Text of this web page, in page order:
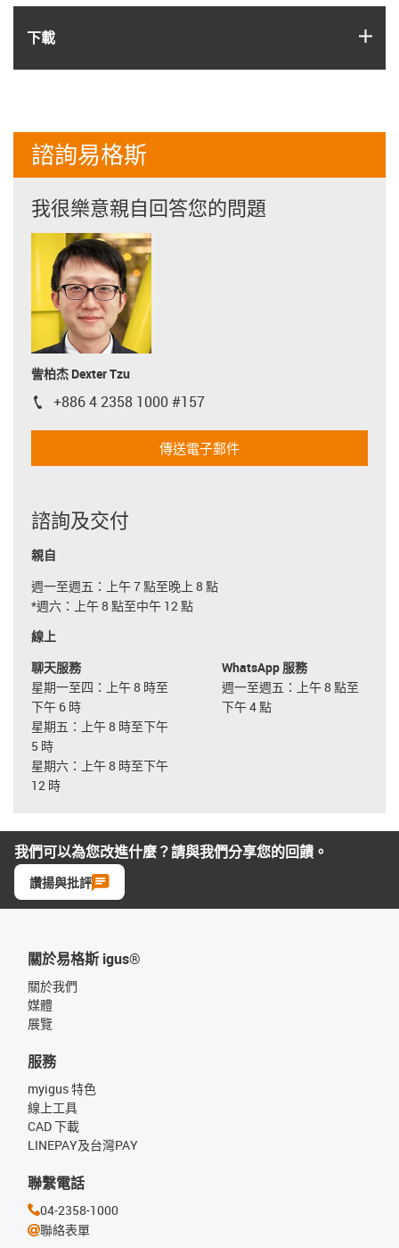
下載
諮詢易格斯
我很樂意親自回答您的問題
訾柏杰 Dexter Tzu
igus-icon-phone
+886 4 2358 1000 #157
傳送電子郵件
諮詢及交付
親自
週一至週五：上午 7 點至晚上 8 點
*週六：上午 8 點至中午 12 點
線上
聊天服務
星期一至四：上午 8 時至
下午 6 時
星期五：上午 8 時至下午
5 時
星期六：上午 8 時至下午
12 時
WhatsApp 服務
週一至週五：上午 8 點至
下午 4 點
我們可以為您改進什麼？請與我們分享您的回饋。
讚揚與批評
關於易格斯 igus®
關於我們
媒體
展覽
服務
myigus 特色
線上工具
CAD 下載
LINEPAY及台灣PAY
聯繫電話
04-2358-1000
聯絡表單